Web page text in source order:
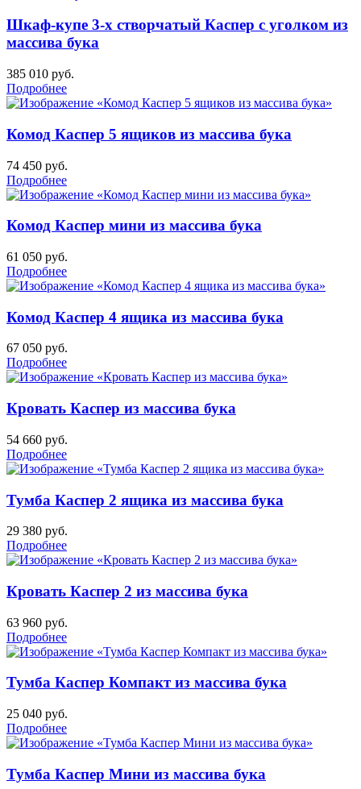
Шкаф-купе 3-х створчатый Каспер с уголком из
массива бука
385 010 руб.
Подробнее
Комод Каспер 5 ящиков из массива бука
74 450 руб.
Подробнее
Комод Каспер мини из массива бука
61 050 руб.
Подробнее
Комод Каспер 4 ящика из массива бука
67 050 руб.
Подробнее
Кровать Каспер из массива бука
54 660 руб.
Подробнее
Тумба Каспер 2 ящика из массива бука
29 380 руб.
Подробнее
Кровать Каспер 2 из массива бука
63 960 руб.
Подробнее
Тумба Каспер Компакт из массива бука
25 040 руб.
Подробнее
Тумба Каспер Мини из массива бука